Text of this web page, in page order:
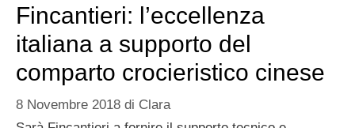
Fincantieri: l’eccellenza
italiana a supporto del
comparto crocieristico cinese
8 Novembre 2018 di Clara